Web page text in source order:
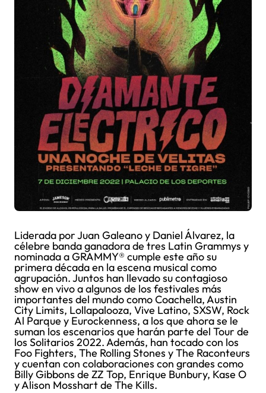
Liderada por Juan Galeano y Daniel Álvarez, la
célebre banda ganadora de tres Latin Grammys y
nominada a GRAMMY® cumple este año su
primera década en la escena musical como
agrupación. Juntos han llevado su contagioso
show en vivo a algunos de los festivales más
importantes del mundo como Coachella, Austin
City Limits, Lollapalooza, Vive Latino, SXSW, Rock
Al Parque y Eurockenness, a los que ahora se le
suman los escenarios que harán parte del Tour de
los Solitarios 2022. Además, han tocado con los
Foo Fighters, The Rolling Stones y The Raconteurs
y cuentan con colaboraciones con grandes como
Billy Gibbons de ZZ Top, Enrique Bunbury, Kase O
y Alison Mosshart de The Kills.